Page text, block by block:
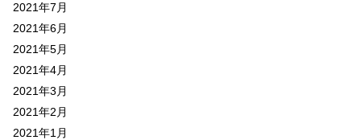
2021年7月
2021年6月
2021年5月
2021年4月
2021年3月
2021年2月
2021年1月